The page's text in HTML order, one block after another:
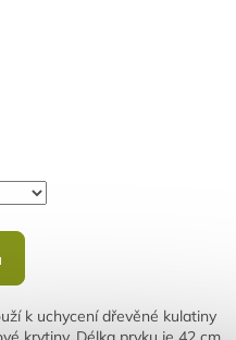
k uchycení dřevěné kulatiny